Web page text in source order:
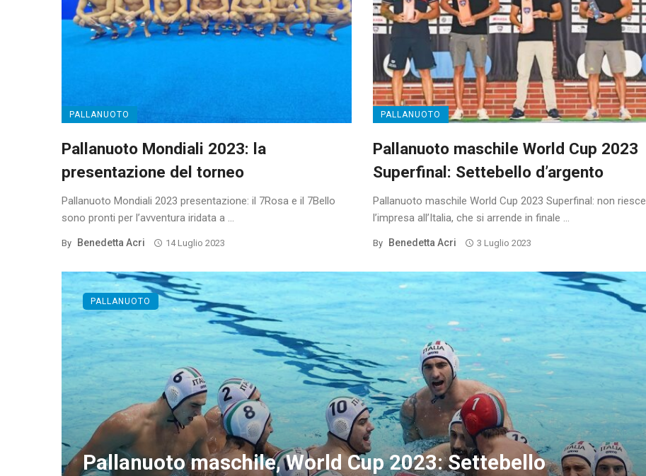
PALLANUOTO
Pallanuoto Mondiali 2023: la
presentazione del torneo
Pallanuoto Mondiali 2023 presentazione: il 7Rosa e il 7Bello
sono pronti per l’avventura iridata a ...
By Benedetta Acri 14 Luglio 2023
PALLANUOTO
Pallanuoto maschile World Cup 2023
Superfinal: Settebello d’argento
Pallanuoto maschile World Cup 2023 Superfinal: non riesce
l’impresa all’Italia, che si arrende in finale ...
By Benedetta Acri 3 Luglio 2023
Pallanuoto maschile, World Cup 2023: Settebello
PALLANUOTO